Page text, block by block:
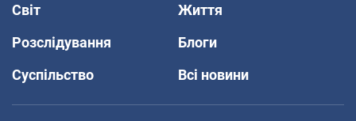
Світ
Життя
Розслідування
Блоги
Суспільство
Всі новини